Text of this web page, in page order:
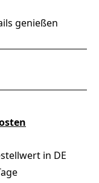
genießen
in DE